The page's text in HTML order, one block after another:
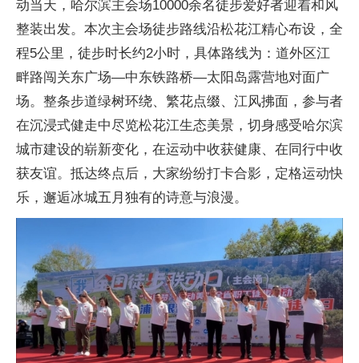
动当天，哈尔滨主会场10000余名徒步爱好者迎着和风
整装出发。本次主会场徒步路线沿松花江精心布设，全
程5公里，徒步时长约2小时，具体路线为：道外区江
畔路闯关东广场—中东铁路桥—太阳岛露营地对面广
场。整条步道绿树环绕、繁花点缀、江风拂面，参与者
在沉浸式健走中尽览松花江生态美景，切身感受哈尔滨
城市建设的崭新变化，在运动中收获健康、在同行中收
获友谊。抵达终点后，大家纷纷打卡合影，定格运动快
乐，邂逅冰城五月独有的诗意与浪漫。